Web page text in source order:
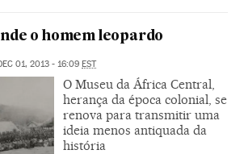
o homem leopardo
01, 2013 - 16:09 EST
O Museu da África Central,
herança da época colonial, se
renova para transmitir uma
ideia menos antiquada da
história